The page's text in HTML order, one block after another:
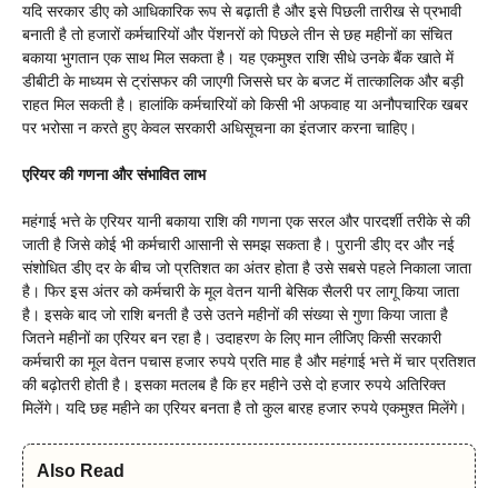
यदि सरकार डीए को आधिकारिक रूप से बढ़ाती है और इसे पिछली तारीख से प्रभावी
बनाती है तो हजारों कर्मचारियों और पेंशनरों को पिछले तीन से छह महीनों का संचित
बकाया भुगतान एक साथ मिल सकता है। यह एकमुश्त राशि सीधे उनके बैंक खाते में
डीबीटी के माध्यम से ट्रांसफर की जाएगी जिससे घर के बजट में तात्कालिक और बड़ी
राहत मिल सकती है। हालांकि कर्मचारियों को किसी भी अफवाह या अनौपचारिक खबर
पर भरोसा न करते हुए केवल सरकारी अधिसूचना का इंतजार करना चाहिए।
एरियर की गणना और संभावित लाभ
महंगाई भत्ते के एरियर यानी बकाया राशि की गणना एक सरल और पारदर्शी तरीके से की
जाती है जिसे कोई भी कर्मचारी आसानी से समझ सकता है। पुरानी डीए दर और नई
संशोधित डीए दर के बीच जो प्रतिशत का अंतर होता है उसे सबसे पहले निकाला जाता
है। फिर इस अंतर को कर्मचारी के मूल वेतन यानी बेसिक सैलरी पर लागू किया जाता
है। इसके बाद जो राशि बनती है उसे उतने महीनों की संख्या से गुणा किया जाता है
जितने महीनों का एरियर बन रहा है। उदाहरण के लिए मान लीजिए किसी सरकारी
कर्मचारी का मूल वेतन पचास हजार रुपये प्रति माह है और महंगाई भत्ते में चार प्रतिशत
की बढ़ोतरी होती है। इसका मतलब है कि हर महीने उसे दो हजार रुपये अतिरिक्त
मिलेंगे। यदि छह महीने का एरियर बनता है तो कुल बारह हजार रुपये एकमुश्त मिलेंगे।
Also Read